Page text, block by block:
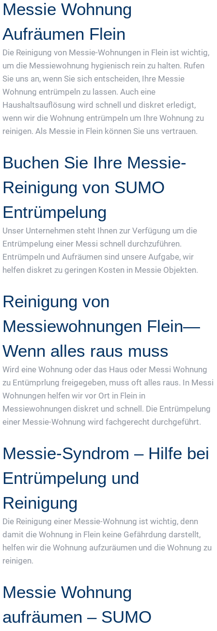
Messie Wohnung
Aufräumen Flein
Die Reinigung von Messie-Wohnungen in Flein ist wichtig,
um die Messiewohnung hygienisch rein zu halten. Rufen
Sie uns an, wenn Sie sich entscheiden, Ihre Messie
Wohnung entrümpeln zu lassen. Auch eine
Haushaltsauflösung wird schnell und diskret erledigt,
wenn wir die Wohnung entrümpeln um Ihre Wohnung zu
reinigen. Als Messie in Flein können Sie uns vertrauen.
Buchen Sie Ihre Messie-
Reinigung von SUMO
Entrümpelung
Unser Unternehmen steht Ihnen zur Verfügung um die
Entrümpelung einer Messi schnell durchzuführen.
Entrümpeln und Aufräumen sind unsere Aufgabe, wir
helfen diskret zu geringen Kosten in Messie Objekten.
Reinigung von
Messiewohnungen Flein—
Wenn alles raus muss
Wird eine Wohnung oder das Haus oder Messi Wohnung
zu Entümprlung freigegeben, muss oft alles raus. In Messi
Wohnungen helfen wir vor Ort in Flein in
Messiewohnungen diskret und schnell. Die Entrümpelung
einer Messie-Wohnung wird fachgerecht durchgeführt.
Messie-Syndrom – Hilfe bei
Entrümpelung und
Reinigung
Die Reinigung einer Messie-Wohnung ist wichtig, denn
damit die Wohnung in Flein keine Gefährdung darstellt,
helfen wir die Wohnung aufzuräumen und die Wohnung zu
reinigen.
Messie Wohnung
aufräumen – SUMO